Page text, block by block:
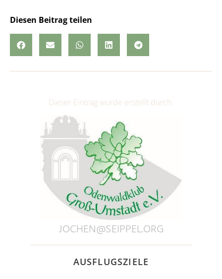
Diesen Beitrag teilen
Dieser Eintrag wurde erstellt durch:
JOCHEN@SEIPPEL.ORG
AUSFLUGSZIELE